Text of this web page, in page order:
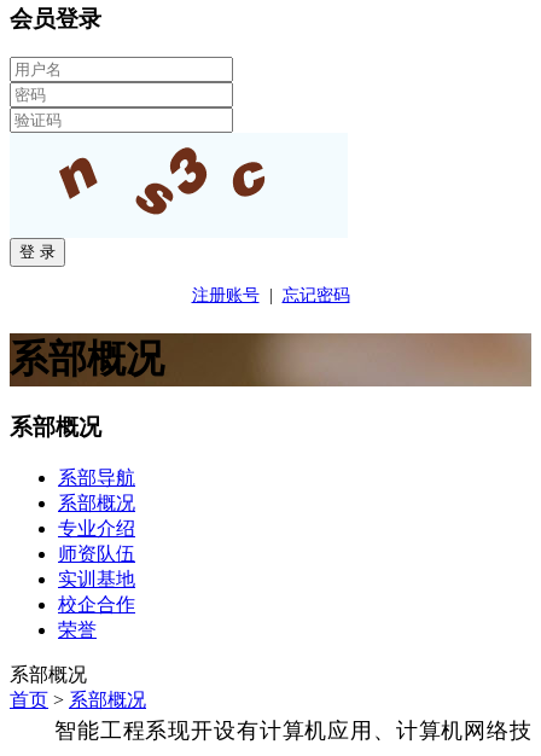
会员登录
注册账号| 忘记密码
系部概况
系部概况
系部导航
系部概况
专业介绍
师资队伍
实训基地
校企合作
荣誉
系部概况
首页 > 系部概况
智能工程系现开设有计算机应用、计算机网络技